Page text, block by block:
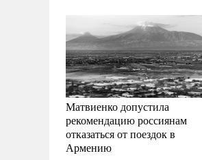
Матвиенко допустила
рекомендацию россиянам
отказаться от поездок в
Армению